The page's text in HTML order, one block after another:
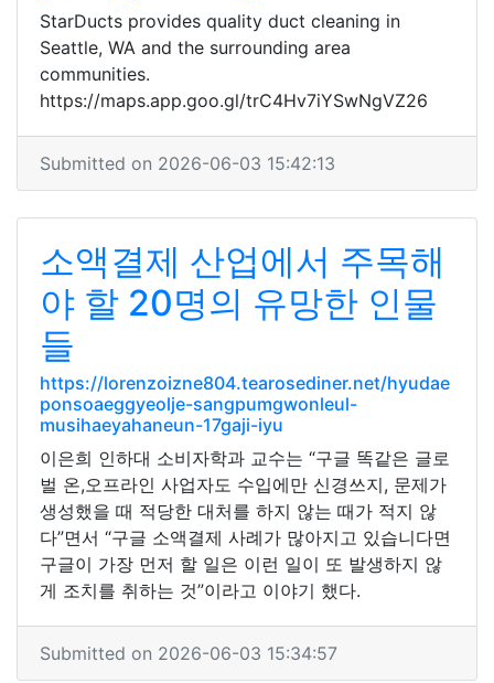
StarDucts provides quality duct cleaning in
Seattle, WA and the surrounding area
communities.
https://maps.app.goo.gl/trC4Hv7iYSwNgVZ26
Submitted on 2026-06-03 15:42:13
소액결제 산업에서 주목해
야 할 20명의 유망한 인물
들
https://lorenzoizne804.tearosediner.net/hyudae
ponsoaeggyeolje-sangpumgwonleul-
musihaeyahaneun-17gaji-iyu
이은희 인하대 소비자학과 교수는 “구글 똑같은 글로
벌 온,오프라인 사업자도 수입에만 신경쓰지, 문제가
생성했을 때 적당한 대처를 하지 않는 때가 적지 않
다”면서 “구글 소액결제 사례가 많아지고 있습니다면
구글이 가장 먼저 할 일은 이런 일이 또 발생하지 않
게 조치를 취하는 것”이라고 이야기 했다.
Submitted on 2026-06-03 15:34:57